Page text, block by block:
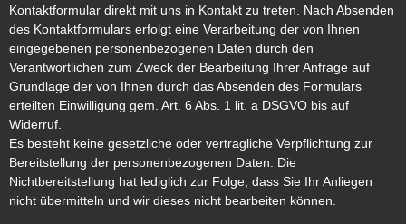
Kontaktformular direkt mit uns in Kontakt zu treten. Nach Absenden
des Kontaktformulars erfolgt eine Verarbeitung der von Ihnen
eingegebenen personenbezogenen Daten durch den
Verantwortlichen zum Zweck der Bearbeitung Ihrer Anfrage auf
Grundlage der von Ihnen durch das Absenden des Formulars
erteilten Einwilligung gem. Art. 6 Abs. 1 lit. a DSGVO bis auf
Widerruf.
Es besteht keine gesetzliche oder vertragliche Verpflichtung zur
Bereitstellung der personenbezogenen Daten. Die
Nichtbereitstellung hat lediglich zur Folge, dass Sie Ihr Anliegen
nicht übermitteln und wir dieses nicht bearbeiten können.